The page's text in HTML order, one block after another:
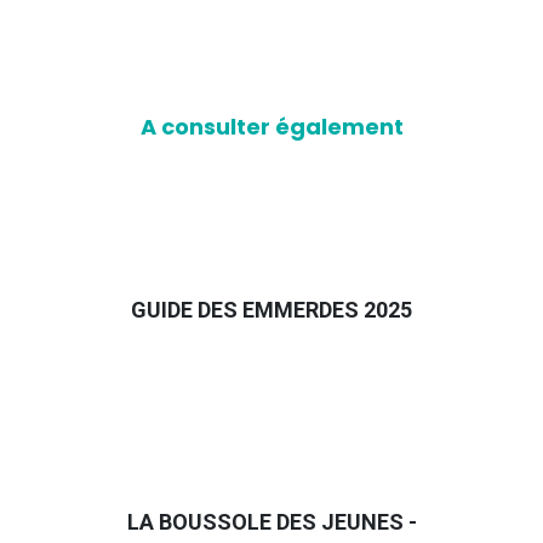
A consulter également
GUIDE DES EMMERDES 2025
LA BOUSSOLE DES JEUNES -